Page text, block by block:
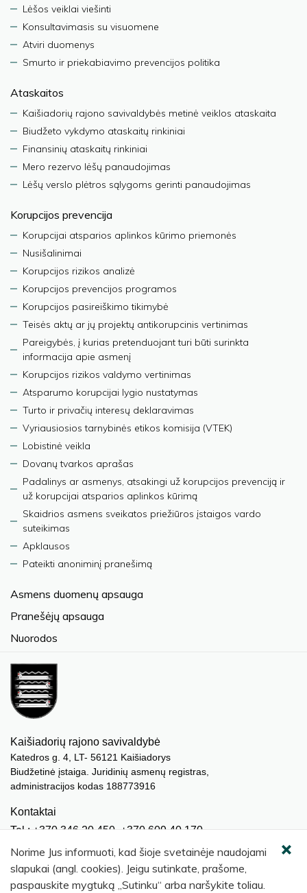
Lėšos veiklai viešinti
Konsultavimasis su visuomene
Atviri duomenys
Smurto ir priekabiavimo prevencijos politika
Ataskaitos
Kaišiadorių rajono savivaldybės metinė veiklos ataskaita
Biudžeto vykdymo ataskaitų rinkiniai
Finansinių ataskaitų rinkiniai
Mero rezervo lėšų panaudojimas
Lėšų verslo plėtros sąlygoms gerinti panaudojimas
Korupcijos prevencija
Korupcijai atsparios aplinkos kūrimo priemonės
Nusišalinimai
Korupcijos rizikos analizė
Korupcijos prevencijos programos
Korupcijos pasireiškimo tikimybė
Teisės aktų ar jų projektų antikorupcinis vertinimas
Pareigybės, į kurias pretenduojant turi būti surinkta
informacija apie asmenį
Korupcijos rizikos valdymo vertinimas
Atsparumo korupcijai lygio nustatymas
Turto ir privačių interesų deklaravimas
Vyriausiosios tarnybinės etikos komisija (VTEK)
Lobistinė veikla
Dovanų tvarkos aprašas
Padalinys ar asmenys, atsakingi už korupcijos prevenciją ir
už korupcijai atsparios aplinkos kūrimą
Skaidrios asmens sveikatos priežiūros įstaigos vardo
suteikimas
Apklausos
Pateikti anoniminį pranešimą
Asmens duomenų apsauga
Pranešėjų apsauga
Nuorodos
Kaišiadorių rajono savivaldybė
Katedros g. 4, LT- 56121 Kaišiadorys
Biudžetinė įstaiga. Juridinių asmenų registras,
administracijos kodas 188773916
Kontaktai
Tel.: +370 346 20 450, +370 609 40 170
El. paštas.: meras@kaisiadorys.lt
dokumentai@kaisiadorys.lt
Norime Jus informuoti, kad šioje svetainėje naudojami
slapukai (angl. cookies). Jeigu sutinkate, prašome,
paspauskite mygtuką „Sutinku“ arba naršykite toliau.